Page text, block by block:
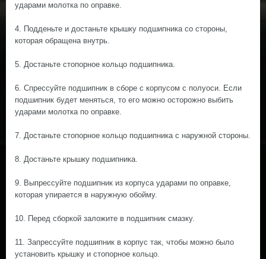
ударами молотка по оправке.
4. Подденьте и достаньте крышку подшипника со стороны,
которая обращена внутрь.
5. Достаньте стопорное кольцо подшипника.
6. Спрессуйте подшипник в сборе с корпусом с полуоси. Если
подшипник будет меняться, то его можно осторожно выбить
ударами молотка по оправке.
7. Достаньте стопорное кольцо подшипника с наружной стороны.
8. Достаньте крышку подшипника.
9. Выпрессуйте подшипник из корпуса ударами по оправке,
которая упирается в наружную обойму.
10. Перед сборкой заложите в подшипник смазку.
11. Запрессуйте подшипник в корпус так, чтобы можно было
установить крышку и стопорное кольцо.